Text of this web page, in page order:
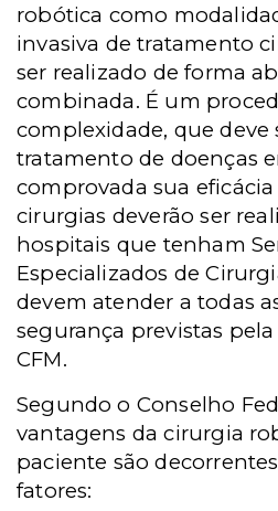
robótica como
invasiva de tratamento
ser realizado de forma
combinada. É um
complexidade, que deve
tratamento de doenças
comprovada sua eficácia
cirurgias deverão ser
hospitais que tenham
Especializados de
devem atender a todas
segurança previstas
CFM.
Segundo o Conselho
vantagens da cirurgia
paciente são
fatores: